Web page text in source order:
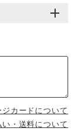
カードについて
い・送料について